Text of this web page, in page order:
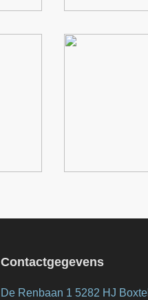
Contactgegevens
De Renbaan 1 5282 HJ Boxtel